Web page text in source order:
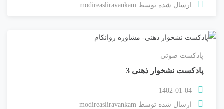
ارسال شده توسط modireasliravankam
پادکست صوتی
پادکست نشخوار ذهنی 3
ارسال شده توسط modireasliravankam